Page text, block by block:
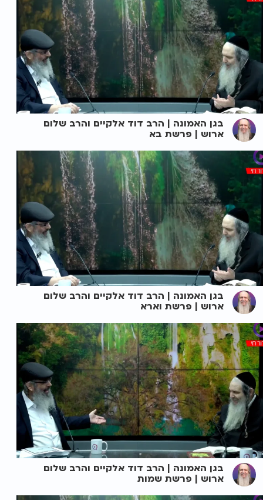
בגן האמונה | הרב דוד אלקיים והרב שלום
ארוש | פרשת בא
בגן האמונה | הרב דוד אלקיים והרב שלום
ארוש | פרשת וארא
בגן האמונה | הרב דוד אלקיים והרב שלום
ארוש | פרשת שמות